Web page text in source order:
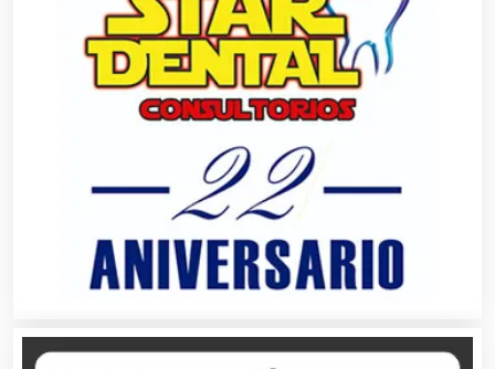
Agua Purificada
Aire Acondicionado
Alarmas
Albercas